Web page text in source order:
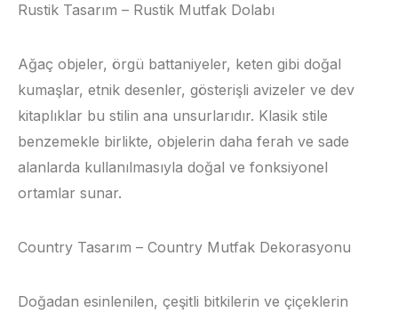
Rustik Tasarım – Rustik Mutfak Dolabı
Ağaç objeler, örgü battaniyeler, keten gibi doğal
kumaşlar, etnik desenler, gösterişli avizeler ve dev
kitaplıklar bu stilin ana unsurlarıdır. Klasik stile
benzemekle birlikte, objelerin daha ferah ve sade
alanlarda kullanılmasıyla doğal ve fonksiyonel
ortamlar sunar.
Country Tasarım – Country Mutfak Dekorasyonu
Doğadan esinlenilen, çeşitli bitkilerin ve çiçeklerin